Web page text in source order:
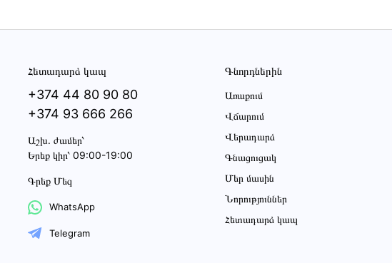
Հետադարձ կապ
+374 44 80 90 80
+374 93 666 266
Աշխ․ ժամեր՝
Երեք կիր՝ 09:00-19:00
Գրեք Մեզ
WhatsApp
Telegram
Գնորդներին
Առաքում
Վճարում
Վերադարձ
Գնացուցակ
Մեր մասին
Նորություններ
Հետադարձ կապ